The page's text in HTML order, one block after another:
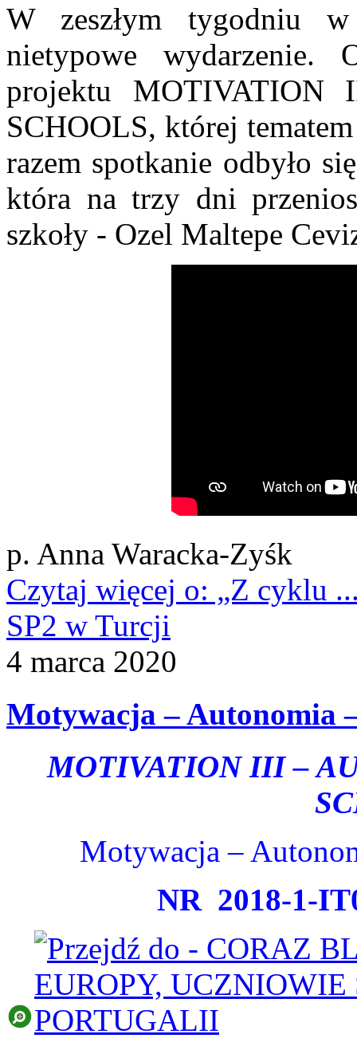
W zeszłym tygodniu
nietypowe wydarzenie.
projektu MOTIVATION
SCHOOLS, której
razem spotkanie odbyło
która na trzy dni
szkoły - Ozel Maltepe
p. Anna Waracka-Zyśk
Czytaj więcej o: „Z cyklu
SP2 w Turcji
4 marca 2020
Motywacja – Autonomia
MOTIVATION III –
Motywacja –
NR 2018-1-